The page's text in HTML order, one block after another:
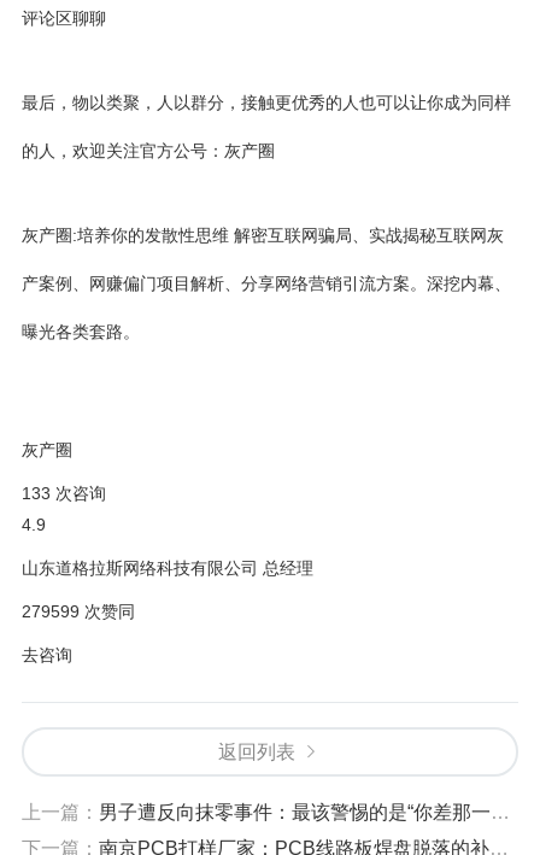
评论区聊聊
最后，物以类聚，人以群分，接触更优秀的人也可以让你成为同样
的人，欢迎关注官方公号：灰产圈
灰产圈:培养你的发散性思维 解密互联网骗局、实战揭秘互联网灰
产案例、网赚偏门项目解析、分享网络营销引流方案。深挖内幕、
曝光各类套路。
灰产圈
133 次咨询
4.9
山东道格拉斯网络科技有限公司 总经理
279599 次赞同
去咨询
返回列表
上一篇： 男子遭反向抹零事件：最该警惕的是“你差那一毛钱吗”的无理谬言
下一篇： 南京PCB打样厂家：PCB线路板焊盘脱落的补救方法